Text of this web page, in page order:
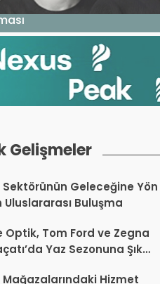
Gelişmeler
Geleceğine Yön
Uluslararası Buluşma
Optik, Tom Ford ve Zegna
Yaz Sezonuna Şık
Hizmet